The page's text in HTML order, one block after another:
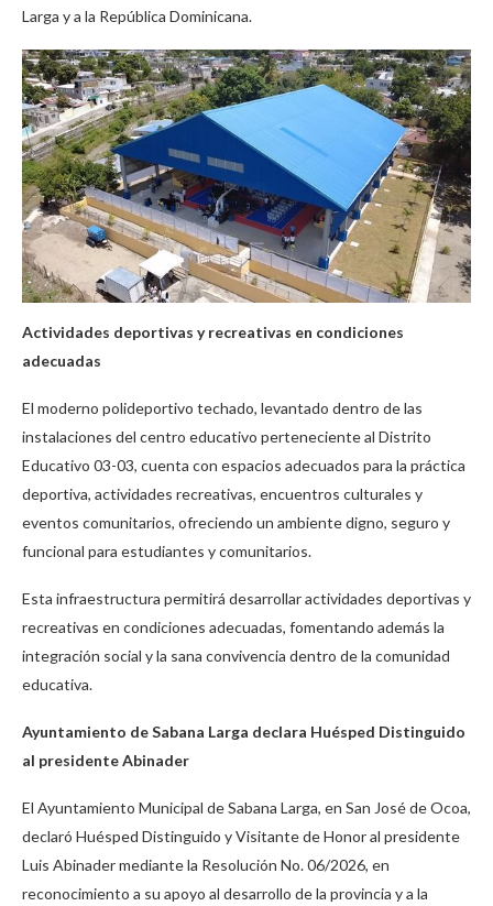
Larga y a la República Dominicana.
Actividades deportivas y recreativas en condiciones
adecuadas
El moderno polideportivo techado, levantado dentro de las
instalaciones del centro educativo perteneciente al Distrito
Educativo 03-03, cuenta con espacios adecuados para la práctica
deportiva, actividades recreativas, encuentros culturales y
eventos comunitarios, ofreciendo un ambiente digno, seguro y
funcional para estudiantes y comunitarios.
Esta infraestructura permitirá desarrollar actividades deportivas y
recreativas en condiciones adecuadas, fomentando además la
integración social y la sana convivencia dentro de la comunidad
educativa.
Ayuntamiento de Sabana Larga declara Huésped Distinguido
al presidente Abinader
El Ayuntamiento Municipal de Sabana Larga, en San José de Ocoa,
declaró Huésped Distinguido y Visitante de Honor al presidente
Luis Abinader mediante la Resolución No. 06/2026, en
reconocimiento a su apoyo al desarrollo de la provincia y a la